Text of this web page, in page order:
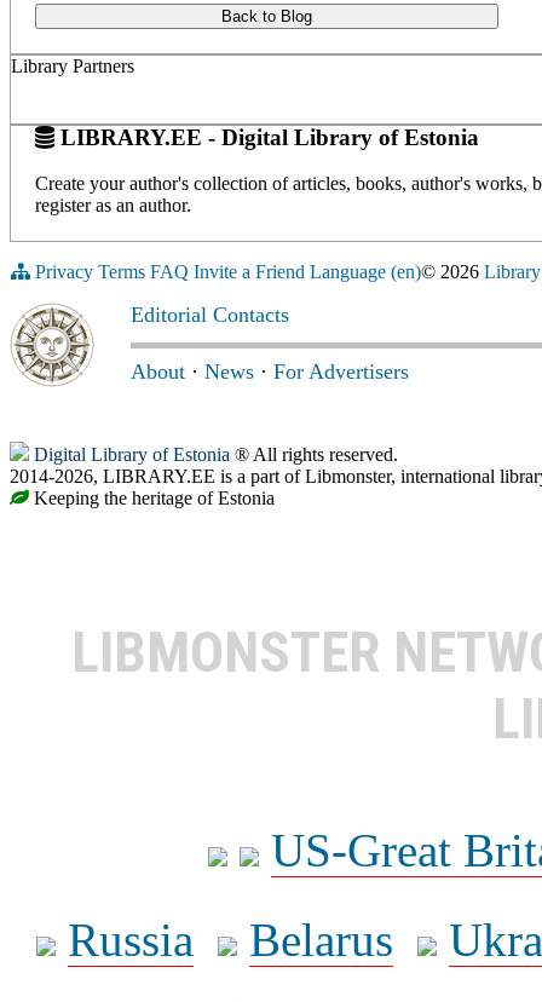
Back to Blog
Library Partners
LIBRARY.EE - Digital Library of Estonia
Create your author's collection of articles, books, author's
register as an author.
Privacy Terms FAQ Invite a Friend Language (en)© 2026
Editorial Contacts
About · News · For Advertisers
Digital Library of Estonia ® All rights reserved.
2014-2026, LIBRARY.EE is a part of Libmonster, international
Keeping the heritage of Estonia
LIBMONSTER
US-Great
Russia
Belarus